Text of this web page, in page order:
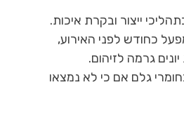
ייצור ובקרת איכות.
כחודש לפני האירוע,
גרמה לזיהום.
גלם אם כי לא נמצאו